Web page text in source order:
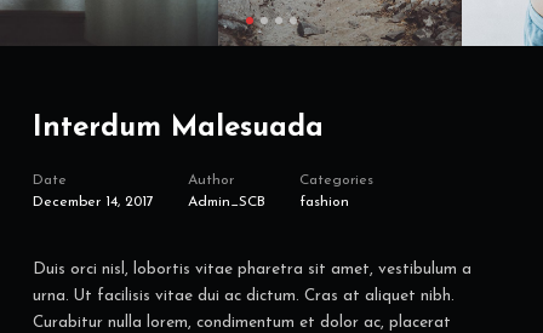
Interdum Malesuada
Date
December 14, 2017
Author
Admin_SCB
Categories
fashion
Duis orci nisl, lobortis vitae pharetra sit amet, vestibulum a
urna. Ut facilisis vitae dui ac dictum. Cras at aliquet nibh.
Curabitur nulla lorem, condimentum et dolor ac, placerat